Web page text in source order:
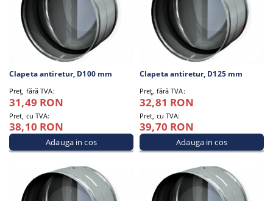
Clapeta antiretur, D100 mm
Preţ, fără TVA:
31,49 RON
Pret, cu TVA:
38,10 RON
Clapeta antiretur, D125 mm
Preţ, fără TVA:
32,81 RON
Pret, cu TVA:
39,70 RON